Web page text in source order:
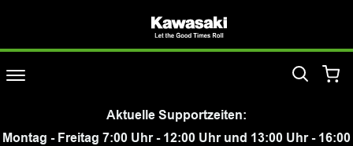
Aktuelle Supportzeiten:
Montag - Freitag 7:00 Uhr - 12:00 Uhr und 13:00 Uhr - 16:00